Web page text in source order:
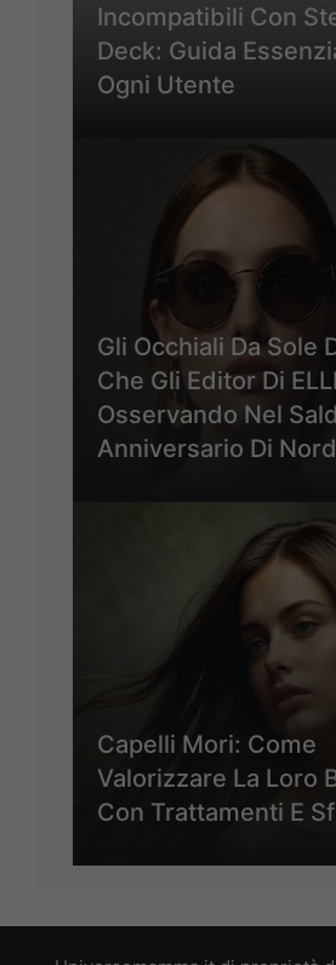
Incompatibili Con
Deck: Guida
Ogni Utente
Gli Occhiali Da Sole
Che Gli Editor Di
Osservando Nel
Anniversario Di
Capelli Mori: Come
Valorizzare La Loro
Con Trattamenti E